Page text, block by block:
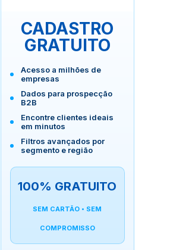
CADASTRO
GRATUITO
Acesso a milhões de
empresas
Dados para prospecção
B2B
Encontre clientes ideais
em minutos
Filtros avançados por
segmento e região
100% GRATUITO
SEM CARTÃO • SEM
COMPROMISSO